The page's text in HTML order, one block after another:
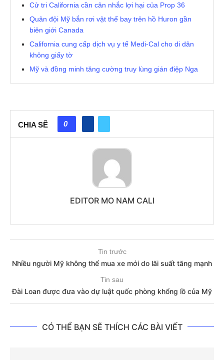
Cử tri California cần cân nhắc lợi hại của Prop 36
Quân đội Mỹ bắn rơi vật thể bay trên hồ Huron gần
biên giới Canada
California cung cấp dịch vụ y tế Medi-Cal cho di dân
không giấy tờ
Mỹ và đồng minh tăng cường truy lùng gián điệp Nga
CHIA SẼ 0
EDITOR MO NAM CALI
Tin trước
Nhiều người Mỹ không thể mua xe mới do lãi suất tăng mạnh
Tin sau
Đài Loan được đưa vào dự luật quốc phòng khổng lồ của Mỹ
CÓ THỂ BẠN SẼ THÍCH CÁC BÀI VIẾT